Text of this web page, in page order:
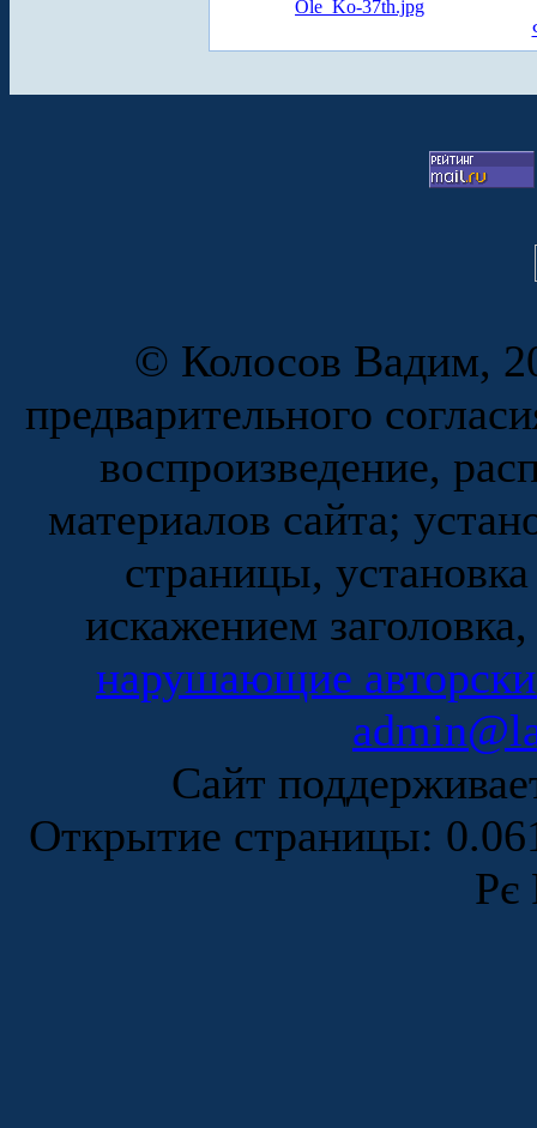
Ole_Ko-37th.jpg
© Колосов Вадим,
предварительного
воспроизведение,
материалов сайта;
страницы,
искажением
нарушающие
Сайт
Открытие страницы:
Рє